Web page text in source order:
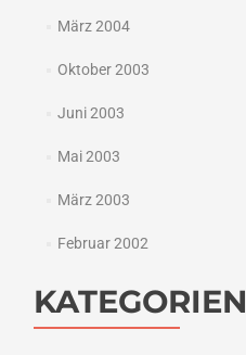
März 2004
Oktober 2003
Juni 2003
Mai 2003
März 2003
Februar 2002
KATEGORIEN